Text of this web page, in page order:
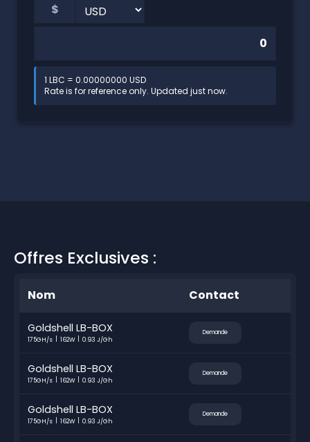
$
1 LBC = 0.00000000 USD
Rate is for reference only. Updated just now.
Offres Exclusives :
Nom Contact
Goldshell LB-BOX
175GH/s 162W 0.93 J/Gh
Demande
Goldshell LB-BOX
175GH/s 162W 0.93 J/Gh
Demande
Goldshell LB-BOX
175GH/s 162W 0.93 J/Gh
Demande